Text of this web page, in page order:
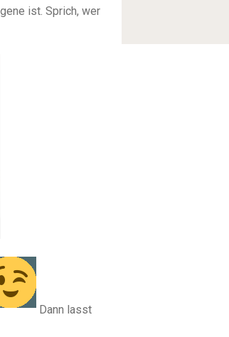
ist. Sprich, wer
Dann lasst